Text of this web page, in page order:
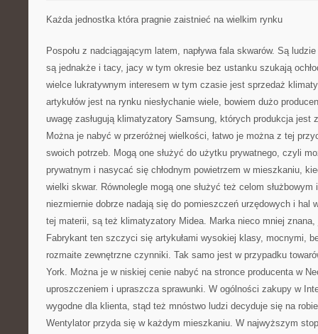
Każda jednostka która pragnie zaistnieć na wielkim rynku
Pospołu z nadciągającym latem, napływa fala skwarów. Są
są jednakże i tacy, jacy w tym okresie bez ustanku szukają
wielce lukratywnym interesem w tym czasie jest sprzedaż
artykułów jest na rynku niesłychanie wiele, bowiem dużo
uwagę zasługują klimatyzatory Samsung, których produkcja jest
Można je nabyć w przeróżnej wielkości, łatwo je można z tej
swoich potrzeb. Mogą one służyć do użytku prywatnego, czyli
prywatnym i nasycać się chłodnym powietrzem w mieszkaniu,
wielki skwar. Równolegle mogą one służyć też celom
niezmiernie dobrze nadają się do pomieszczeń urzędowych i hal
tej materii, są też klimatyzatory Midea. Marka nieco mniej
Fabrykant ten szczyci się artykułami wysokiej klasy, mocnymi,
rozmaite zewnętrzne czynniki. Tak samo jest w przypadku
York. Można je w niskiej cenie nabyć na stronce producenta w
uproszczeniem i upraszcza sprawunki. W ogólności zakupy w
wygodne dla klienta, stąd też mnóstwo ludzi decyduje się na
Wentylator przyda się w każdym mieszkaniu. W najwyższym